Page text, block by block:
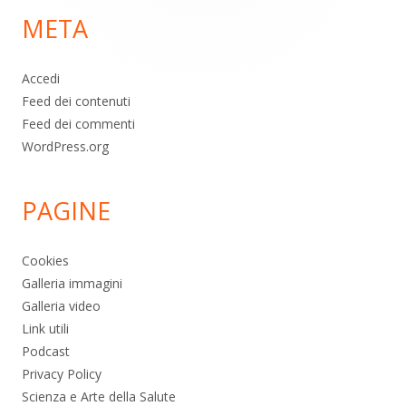
pagina
META
Accedi
Feed dei contenuti
Feed dei commenti
WordPress.org
PAGINE
Cookies
Galleria immagini
Galleria video
Link utili
Podcast
Privacy Policy
Scienza e Arte della Salute